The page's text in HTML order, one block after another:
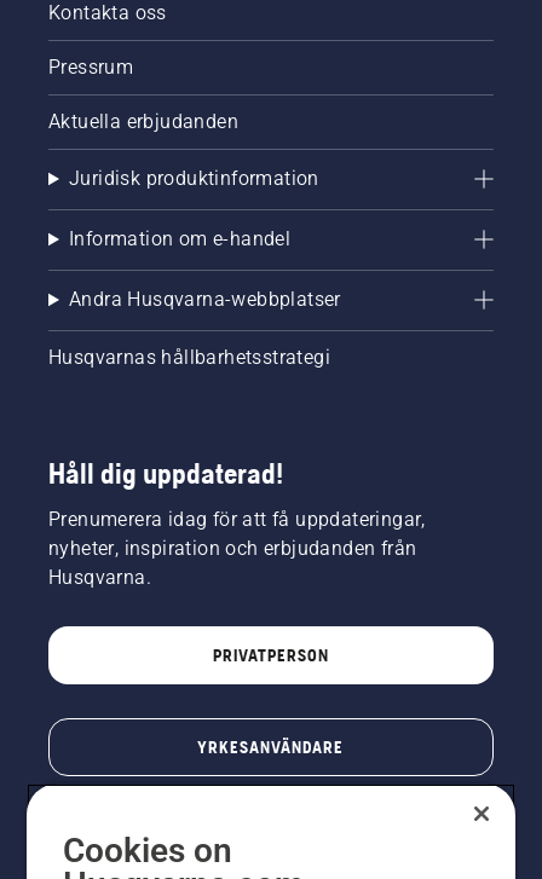
Kontakta oss
Pressrum
Aktuella erbjudanden
Juridisk produktinformation
Information om e-handel
Andra Husqvarna-webbplatser
Husqvarnas hållbarhetsstrategi
Håll dig uppdaterad!
Prenumerera idag för att få uppdateringar,
nyheter, inspiration och erbjudanden från
Husqvarna.
PRIVATPERSON
YRKESANVÄNDARE
Cookies on